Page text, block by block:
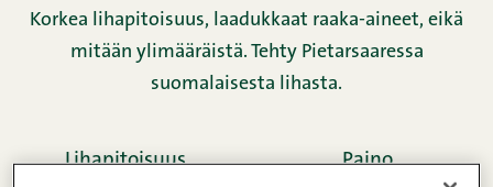
Korkea lihapitoisuus, laadukkaat raaka-aineet, eikä
mitään ylimääräistä. Tehty Pietarsaaressa
suomalaisesta lihasta.
Lihapitoisuus Paino